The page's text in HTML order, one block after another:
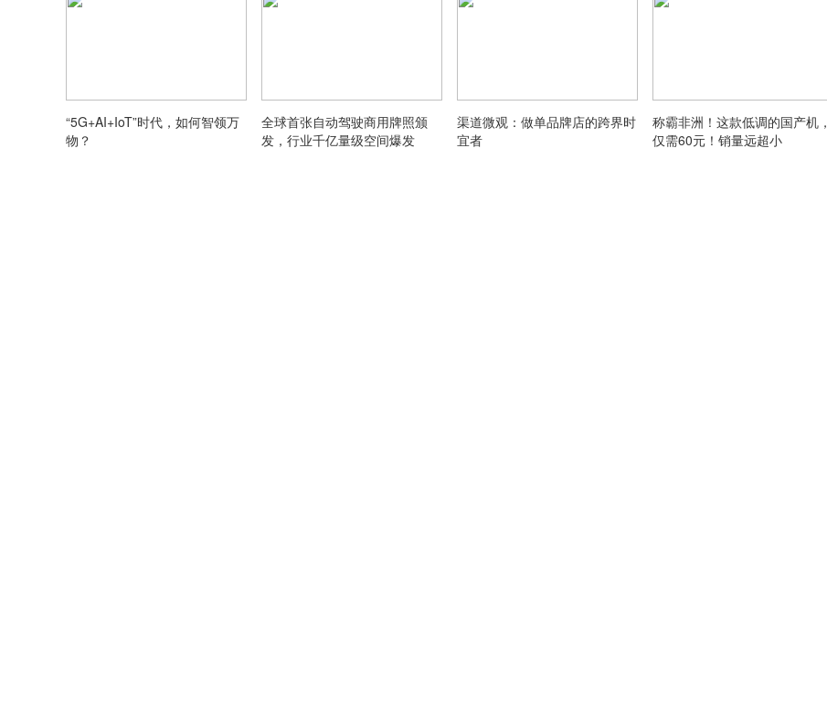
“5G+AI+IoT”时代，如何智领万
物？
全球首张自动驾驶商用牌照颁
发，行业千亿量级空间爆发
渠道微观：做单品牌店的跨界时
宜者
称霸非洲！这款低调的国产机，
仅需60元！销量远超小